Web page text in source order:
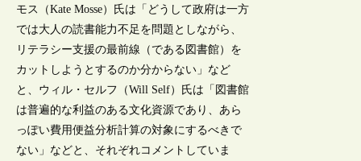
モス（Kate Mosse）氏は「どうして政府は一方
では大人の読書能力不足を問題としながら、
リテラシー支援の最前線（である図書館）を
カットしようとするのか分からない」など
と、ウィル・セルフ（Will Self）氏は「図書館
は普遍的な利益のある文化資源であり、あら
っぽい費用便益分析計算の対象にするべきで
ない」などと、それぞれコメントしていま